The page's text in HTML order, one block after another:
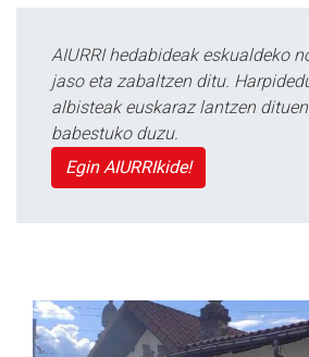
AIURRI hedabideak eskualdeko
jaso eta zabaltzen ditu.
albisteak euskaraz lantzen
babestuko duzu.
Egin AIURRIkide!